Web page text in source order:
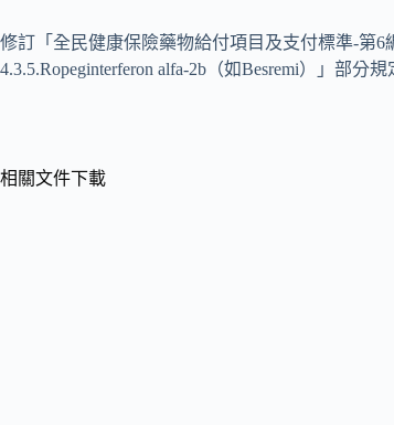
修訂「全民健康保險藥物給付項目及支付標準-第6
4.3.5.Ropeginterferon alfa-2b（如Besremi）」部分
相關文件下載